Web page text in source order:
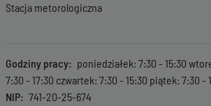
Stacja metorologiczna
Godziny pracy
poniedziałek: 7:30 - 15:30
7:30 - 17:30 czwartek: 7:30 - 15:30 piątek: 7:30 -
NIP
741-20-25-674